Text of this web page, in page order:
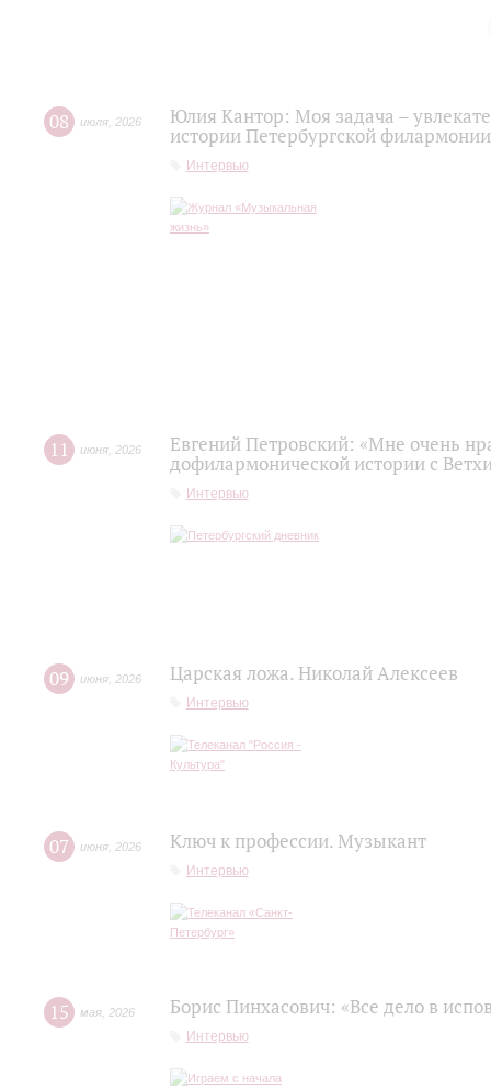
08 июля 2026
Юлия Кантор: Моя задача –
истории Петербургской
Интервью
11 июня 2026
Евгений Петровский: «Мне очень
дофилармонической истории с
Интервью
09 июня 2026 Царская ложа. Николай Алексеев
Интервью
07 июня 2026 Ключ к профессии. Музыкант
Интервью
15 мая 2026 Борис Пинхасович: «Все дело в
Интервью